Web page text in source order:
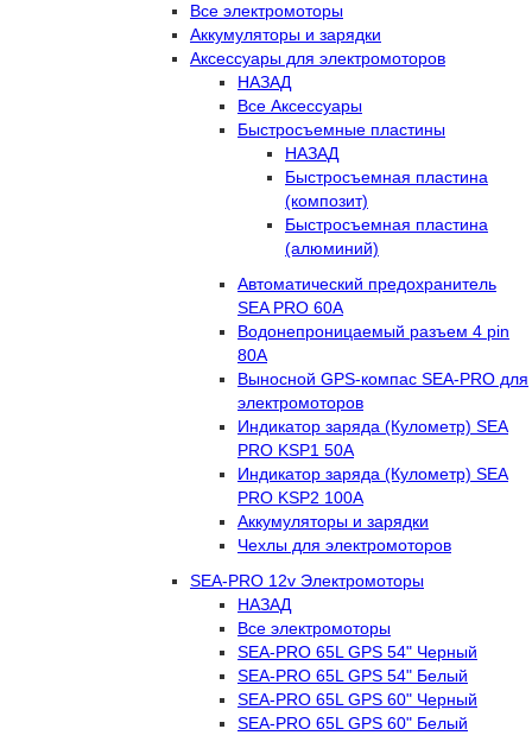
Все электромоторы
Аккумуляторы и зарядки
Аксессуары для электромоторов
НАЗАД
Все Аксессуары
Быстросъемные пластины
НАЗАД
Быстросъемная пластина
(композит)
Быстросъемная пластина
(алюминий)
Автоматический предохранитель
SEA PRO 60А
Водонепроницаемый разъем 4 pin
80А
Выносной GPS-компас SEA-PRO для
электромоторов
Индикатор заряда (Кулометр) SEA
PRO KSP1 50А
Индикатор заряда (Кулометр) SEA
PRO KSP2 100А
Аккумуляторы и зарядки
Чехлы для электромоторов
SEA-PRO 12v Электромоторы
НАЗАД
Все электромоторы
SEA-PRO 65L GPS 54" Черный
SEA-PRO 65L GPS 54" Белый
SEA-PRO 65L GPS 60" Черный
SEA-PRO 65L GPS 60" Белый